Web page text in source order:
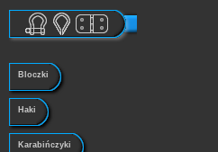
Bloczki
Haki
Karabińczyki